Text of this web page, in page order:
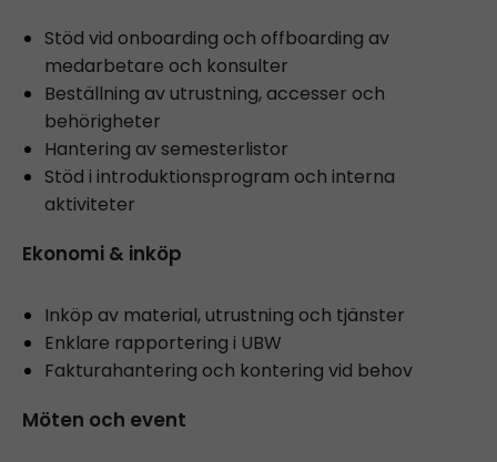
Stöd vid onboarding och offboarding av
medarbetare och konsulter
Beställning av utrustning, accesser och
behörigheter
Hantering av semesterlistor
Stöd i introduktionsprogram och interna
aktiviteter
Ekonomi & inköp
Inköp av material, utrustning och tjänster
Enklare rapportering i UBW
Fakturahantering och kontering vid behov
Möten och event